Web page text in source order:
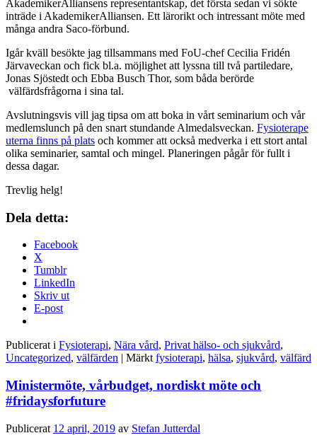
AkademikerAlliansens representantskap, det första sedan vi sökte
inträde i AkademikerAlliansen. Ett lärorikt och intressant möte med
många andra Saco-förbund.
Igår kväll besökte jag tillsammans med FoU-chef Cecilia Fridén
Järvaveckan och fick bl.a. möjlighet att lyssna till två partiledare,
Jonas Sjöstedt och Ebba Busch Thor, som båda berörde
välfärdsfrågorna i sina tal.
Avslutningsvis vill jag tipsa om att boka in vårt seminarium och vår
medlemslunch på den snart stundande Almedalsveckan. Fysioterape
uterna finns på plats och kommer att också medverka i ett stort antal
olika seminarier, samtal och mingel. Planeringen pågår för fullt i
dessa dagar.
Trevlig helg!
Dela detta:
Facebook
X
Tumblr
LinkedIn
Skriv ut
E-post
Publicerat i Fysioterapi, Nära vård, Privat hälso- och sjukvård,
Uncategorized, välfärden | Märkt fysioterapi, hälsa, sjukvård, välfärd
Ministermöte, vårbudget, nordiskt möte och
#fridaysforfuture
Publicerat 12 april, 2019 av Stefan Jutterdal